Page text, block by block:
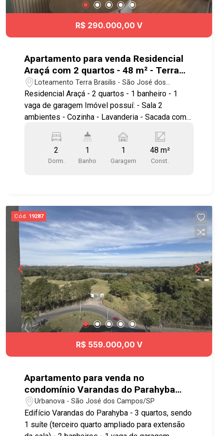
R$ 290.000,00 V
Apartamento para venda Residencial
Araçá com 2 quartos - 48 m² - Terra
Brasilis - SJC
Loteamento Terra Brasilis - São José dos
Campos/SP
Residencial Araçá - 2 quartos - 1 banheiro - 1
vaga de garagem Imóvel possuí: - Sala 2
ambientes - Cozinha - Lavanderia - Sacada com
Localização privilegiada, no Terra Brasilis!
Próximo à saída para Dutra, anel viário, Shopping
Centervale, Drogarias, Supermercados e padarias
2
Dorm.
1
Banho
1
Garagem
48 m²
Const.
Cód. 19287
R$ 559.000,00 V
Apartamento para venda no
condomínio Varandas do Parahyba
com 3 quartos sendo 1 suíte - 62 m² -
Urbanova - SJC
Urbanova - São José dos Campos/SP
Edifício Varandas do Parahyba - 3 quartos, sendo
1 suíte (terceiro quarto ampliado para extensão